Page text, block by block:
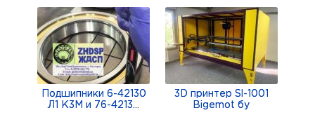
Подшипники 6-42130
Л1 К3М и 76-4213
3D принтер Sl-1001
Bigemot бу